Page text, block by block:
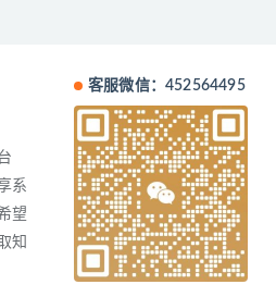
系
望
知
客服微信：452564495